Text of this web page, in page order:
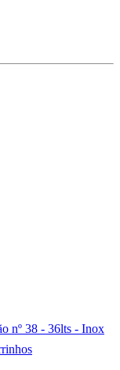
nº 38 - 36lts - Inox